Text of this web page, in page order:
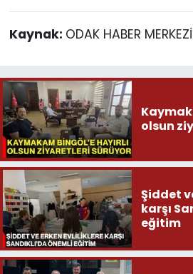
Kaynak: ODAK HABER MERKEZİ
olsun
Şiddet
karşı
eğitim